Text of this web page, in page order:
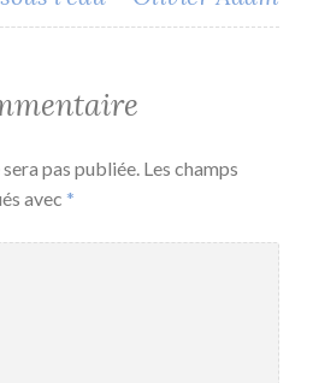
pas publiée. Les champs
avec *